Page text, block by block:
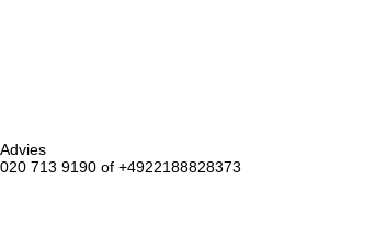
Advies
020 713 9190 of +4922188828373